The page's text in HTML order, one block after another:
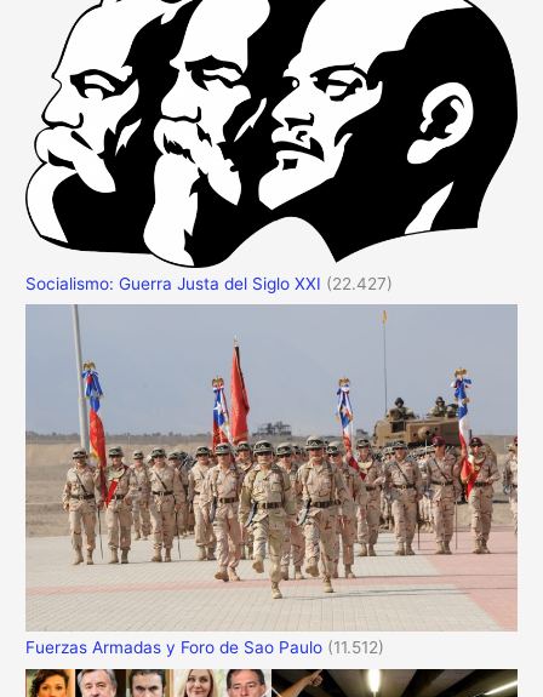
Socialismo: Guerra Justa del Siglo XXI (22.427)
Fuerzas Armadas y Foro de Sao Paulo (11.512)